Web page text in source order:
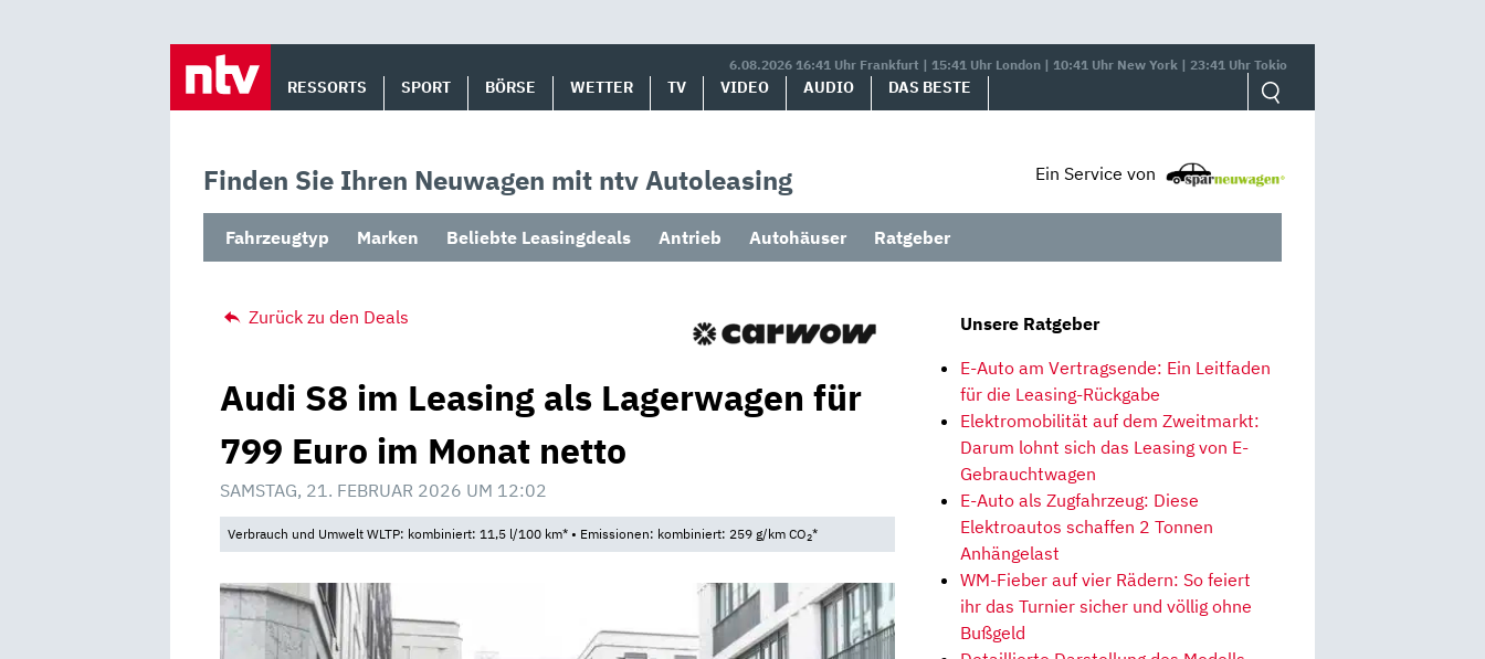
6.08.2026 16:41 Uhr Frankfurt | 15:41 Uhr London | 10:41 Uhr New York | 23:41 Uhr Tokio
RESSORTS SPORT BÖRSE WETTER TV VIDEO AUDIO DAS BESTE
Finden Sie Ihren Neuwagen mit ntv Autoleasing Ein Service von
Fahrzeugtyp Marken Beliebte Leasingdeals Antrieb Autohäuser Ratgeber
Zurück zu den Deals
Audi S8 im Leasing als Lagerwagen für
799 Euro im Monat netto
SAMSTAG, 21. FEBRUAR 2026 UM 12:02
Verbrauch und Umwelt WLTP: kombiniert: 11,5 l/100 km* • Emissionen: kombiniert: 259 g/km CO2*
Unsere Ratgeber
E-Auto am Vertragsende: Ein Leitfaden
für die Leasing-Rückgabe
Elektromobilität auf dem Zweitmarkt:
Darum lohnt sich das Leasing von E-
Gebrauchtwagen
E-Auto als Zugfahrzeug: Diese
Elektroautos schaffen 2 Tonnen
Anhängelast
WM-Fieber auf vier Rädern: So feiert
ihr das Turnier sicher und völlig ohne
Bußgeld